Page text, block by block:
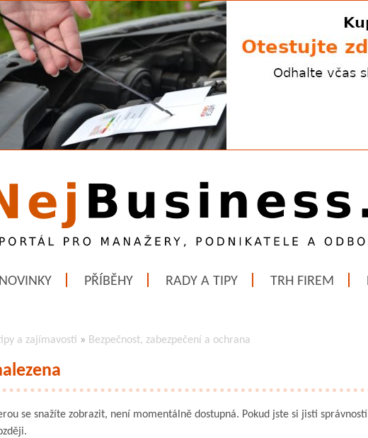
NOVINKY PŘÍBĚHY RADY A TIPY TRH FIREM
a zajímavosti » Bezpečnost, zabezpečení a ochrana
se snažíte zobrazit, není momentálně dostupná. Pokud jste si jisti správností